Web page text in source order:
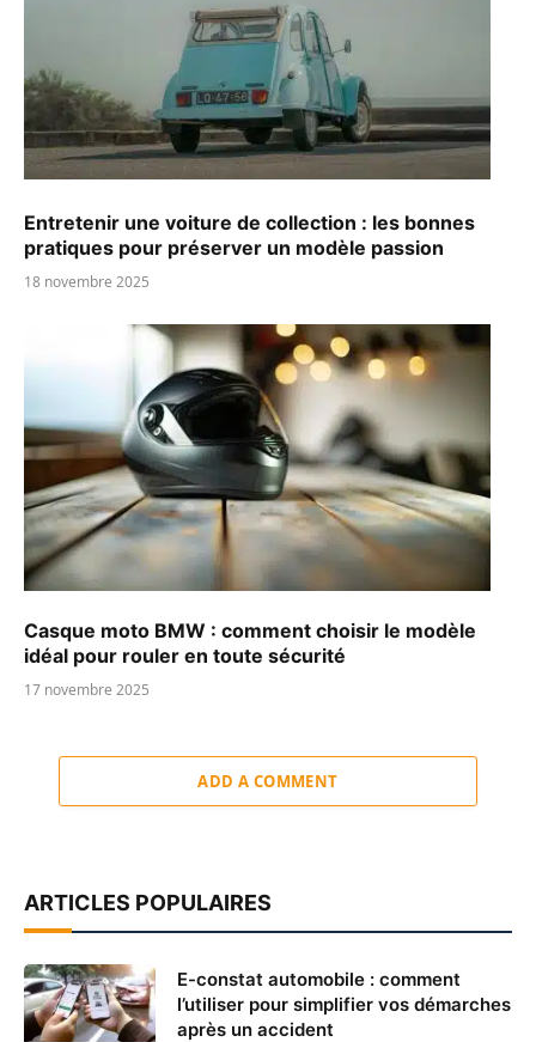
Entretenir une voiture de collection : les bonnes
pratiques pour préserver un modèle passion
18 novembre 2025
Casque moto BMW : comment choisir le modèle
idéal pour rouler en toute sécurité
17 novembre 2025
ADD A COMMENT
ARTICLES POPULAIRES
E-constat automobile : comment
l’utiliser pour simplifier vos démarches
après un accident